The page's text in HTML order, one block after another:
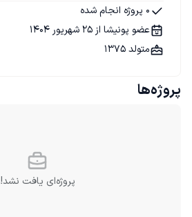
0 پروژه انجام شده
عضو پونیشا از 25 شهریور 1404
متولد 1375
پروژه‌ها
پروژه‌ای یافت نشد!